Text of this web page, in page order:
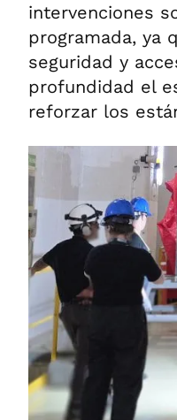
intervenciones
programada, ya
seguridad y
profundidad el
reforzar los